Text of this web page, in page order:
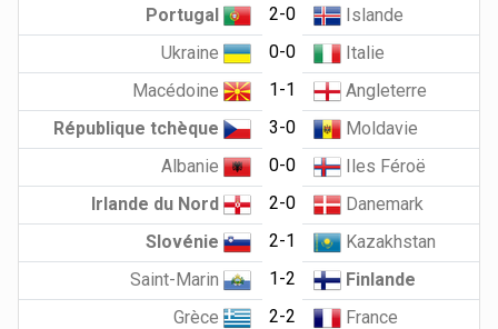
Portugal
2-0
Islande
Ukraine
0-0
Italie
Macédoine
1-1
Angleterre
République tchèque
3-0
Moldavie
Albanie
0-0
Iles Féroë
Irlande du Nord
2-0
Danemark
Slovénie
2-1
Kazakhstan
Saint-Marin
1-2
Finlande
Grèce
2-2
France